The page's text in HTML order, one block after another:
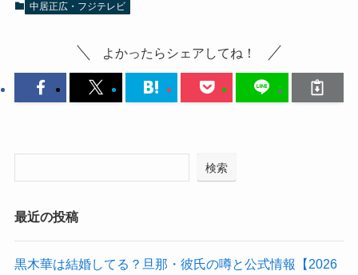
中居正広・フジテレビ
よかったらシェアしてね！
検索
最近の投稿
黒木華は結婚してる？旦那・彼氏の噂と公式情報【2026